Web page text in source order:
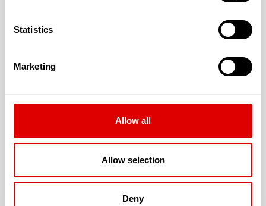
Statistics
Marketing
Allow all
Allow selection
Deny
JE SOUHAITE TROUVER LA
RÉSIDENCE SÉNIOR QUI ME